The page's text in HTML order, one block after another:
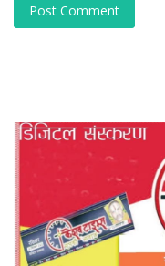
Post Comment